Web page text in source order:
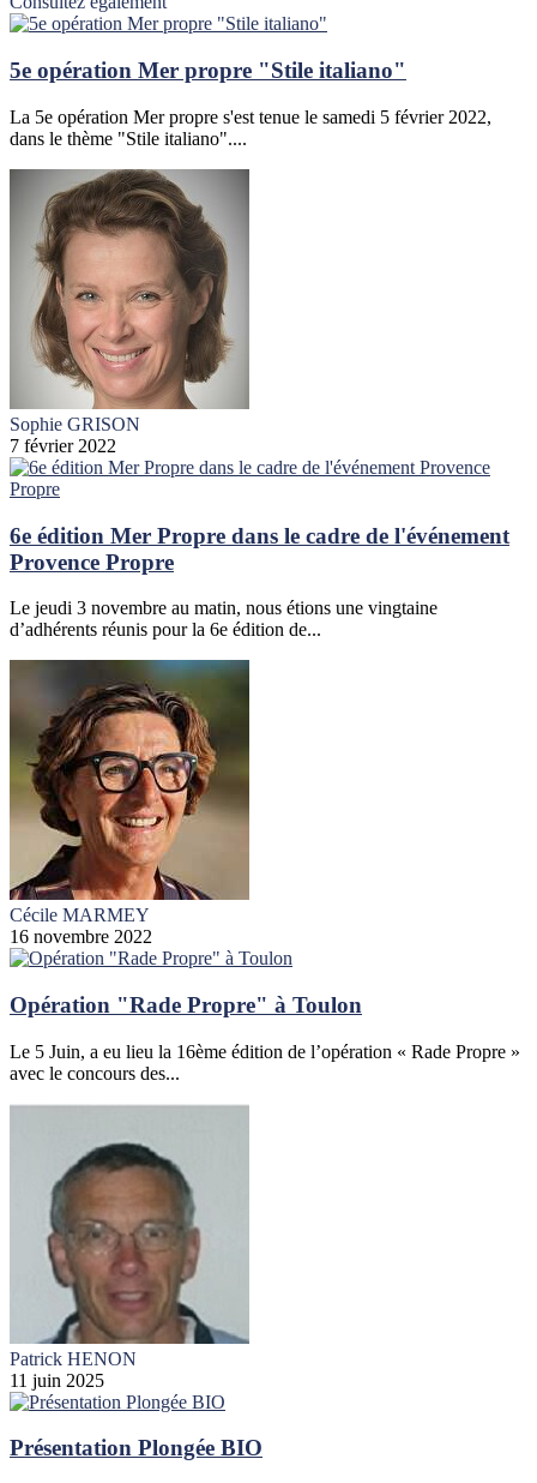
5e opération Mer propre "Stile italiano"
La 5e opération Mer propre s'est tenue le samedi 5 février 2022,
dans le thème "Stile italiano"....
Sophie GRISON
7 février 2022
6e édition Mer Propre dans le cadre de l'événement
Provence Propre
Le jeudi 3 novembre au matin, nous étions une vingtaine
d’adhérents réunis pour la 6e édition de...
Cécile MARMEY
16 novembre 2022
Opération "Rade Propre" à Toulon
Le 5 Juin, a eu lieu la 16ème édition de l’opération « Rade Propre »
avec le concours des...
Patrick HENON
11 juin 2025
Présentation Plongée BIO